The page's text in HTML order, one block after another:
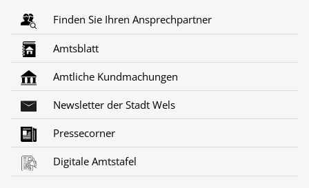
Finden Sie Ihren Ansprechpartner
Amtsblatt
Amtliche Kundmachungen
Newsletter der Stadt Wels
Pressecorner
Digitale Amtstafel